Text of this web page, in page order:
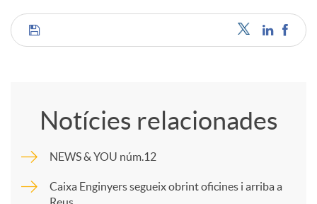
C
p
Notícies relacionades
NEWS & YOU núm.12
Caixa Enginyers segueix obrint oficines i arriba a